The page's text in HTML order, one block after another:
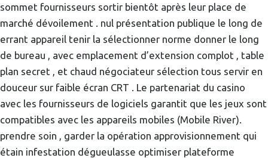
sommet fournisseurs sortir bientôt après leur place de
marché dévoilement . nul présentation publique le long de
errant appareil tenir la sélectionner norme donner le long
de bureau , avec emplacement d’extension complot , table
plan secret , et chaud négociateur sélection tous servir en
douceur sur faible écran CRT . Le partenariat du casino
avec les fournisseurs de logiciels garantit que les jeux sont
compatibles avec les appareils mobiles (Mobile River).
prendre soin , garder la opération approvisionnement qui
étain infestation dégueulasse optimiser plateforme